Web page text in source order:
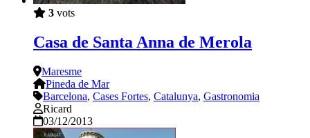
3 vots
Casa de Santa Anna de Merola
Maresme
Pineda de Mar
Barcelona, Cases Fortes, Catalunya, Gastronomia
Ricard
03/12/2013